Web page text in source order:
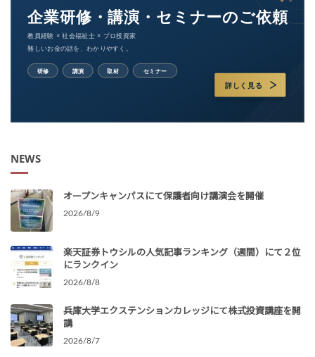
NEWS
オープンキャンパスにて保護者向け講演会を開催
2026/8/9
楽天証券トウシルの人気記事ランキング（週間）にて２位
にランクイン
2026/8/8
兵庫大学エクステンションカレッジにて株式投資講座を開
講
2026/8/7